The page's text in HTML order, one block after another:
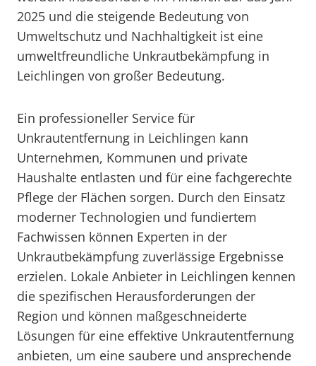
2025 und die steigende Bedeutung von
Umweltschutz und Nachhaltigkeit ist eine
umweltfreundliche Unkrautbekämpfung in
Leichlingen von großer Bedeutung.
Ein professioneller Service für
Unkrautentfernung in Leichlingen kann
Unternehmen, Kommunen und private
Haushalte entlasten und für eine fachgerechte
Pflege der Flächen sorgen. Durch den Einsatz
moderner Technologien und fundiertem
Fachwissen können Experten in der
Unkrautbekämpfung zuverlässige Ergebnisse
erzielen. Lokale Anbieter in Leichlingen kennen
die spezifischen Herausforderungen der
Region und können maßgeschneiderte
Lösungen für eine effektive Unkrautentfernung
anbieten, um eine saubere und ansprechende